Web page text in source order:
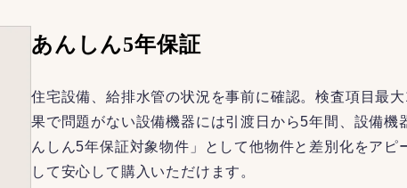
あんしん5年保証
住宅設備、給排水管の状況を事前に確認。検査項目最
果で問題がない設備機器には引渡日から5年間、設備
んしん5年保証対象物件」として他物件と差別化をアピ
して安心して購入いただけます。